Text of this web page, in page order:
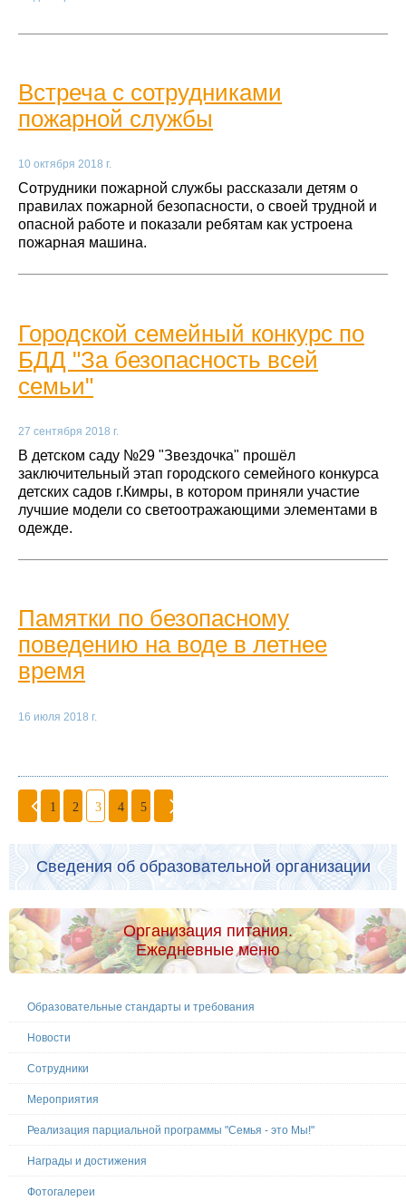
Встреча с сотрудниками
пожарной службы
10 октября 2018 г.
Сотрудники пожарной службы рассказали детям о
правилах пожарной безопасности, о своей трудной и
опасной работе и показали ребятам как устроена
пожарная машина.
Городской семейный конкурс по
БДД "За безопасность всей
семьи"
27 сентября 2018 г.
В детском саду №29 "Звездочка" прошёл
заключительный этап городского семейного конкурса
детских садов г.Кимры, в котором приняли участие
лучшие модели со светоотражающими элементами в
одежде.
Памятки по безопасному
поведению на воде в летнее
время
16 июля 2018 г.
1 2 3 4 5
Сведения об образовательной организации
Организация питания.
Ежедневные меню
Образовательные стандарты и требования
Новости
Сотрудники
Мероприятия
Реализация парциальной программы "Семья - это Мы!"
Награды и достижения
Фотогалереи